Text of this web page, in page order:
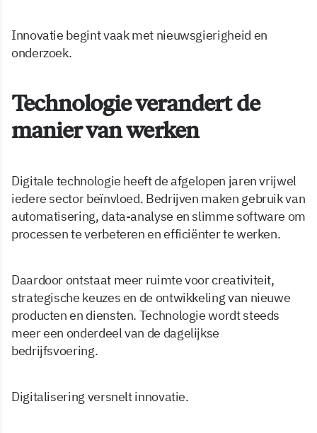
Innovatie begint vaak met nieuwsgierigheid en
onderzoek.
Technologie verandert de
manier van werken
Digitale technologie heeft de afgelopen jaren vrijwel
iedere sector beïnvloed. Bedrijven maken gebruik van
automatisering, data-analyse en slimme software om
processen te verbeteren en efficiënter te werken.
Daardoor ontstaat meer ruimte voor creativiteit,
strategische keuzes en de ontwikkeling van nieuwe
producten en diensten. Technologie wordt steeds
meer een onderdeel van de dagelijkse
bedrijfsvoering.
Digitalisering versnelt innovatie.